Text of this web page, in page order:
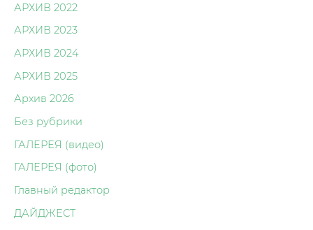
АРХИВ 2022
АРХИВ 2023
АРХИВ 2024
АРХИВ 2025
Архив 2026
Без рубрики
ГАЛЕРЕЯ (видео)
ГАЛЕРЕЯ (фото)
Главный редактор
ДАЙДЖЕСТ